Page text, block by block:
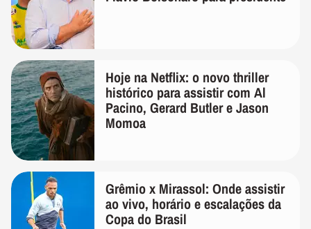
Hoje na Netflix: o novo thriller
histórico para assistir com Al
Pacino, Gerard Butler e Jason
Momoa
Grêmio x Mirassol: Onde assistir
ao vivo, horário e escalações da
Copa do Brasil